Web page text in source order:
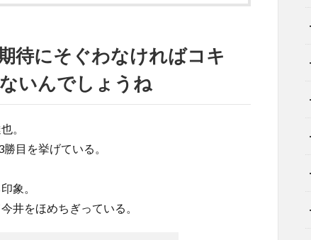
待にそぐわなければコキ
いんでしょうね
。
目を挙げている。
象。
井をほめちぎっている。